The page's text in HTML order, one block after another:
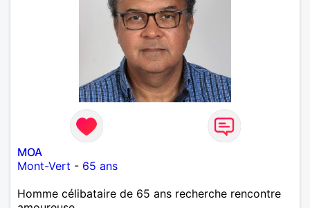
MOA
Mont-Vert - 65 ans
Homme célibataire de 65 ans recherche rencontre